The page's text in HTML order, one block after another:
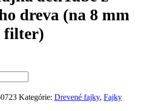
dreva (na 8 mm
filter)
Kategórie: Drevené fajky, Fajky